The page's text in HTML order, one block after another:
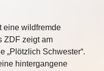
eine wildfremde
ZDF zeigt am
„Plötzlich Schwester“.
hintergangene